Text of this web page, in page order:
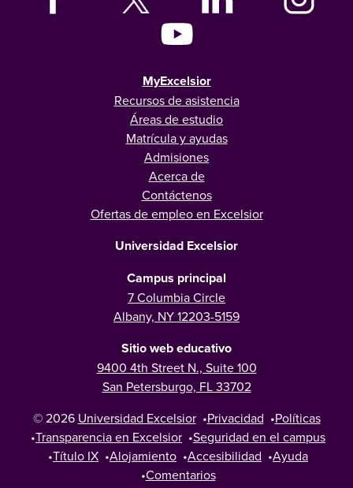
MyExcelsior
Recursos de asistencia
Áreas de estudio
Matrícula y ayudas
Admisiones
Acerca de
Contáctenos
Ofertas de empleo en Excelsior
Universidad Excelsior
Campus principal
7 Columbia Circle
Albany, NY 12203-5159
Sitio web educativo
9400 4th Street N., Suite 100
San Petersburgo, FL 33702
© 2026 Universidad Excelsior •Privacidad •Políticas
•Transparencia en Excelsior •Seguridad en el campus
•Título IX •Alojamiento •Accesibilidad •Ayuda
•Comentarios